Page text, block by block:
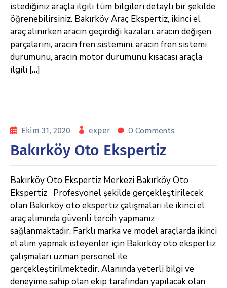
istediğiniz araçla ilgili tüm bilgileri detaylı bir şekilde
öğrenebilirsiniz. Bakırköy Araç Ekspertiz, ikinci el
araç alınırken aracın geçirdiği kazaları, aracın değişen
parçalarını, aracın fren sistemini, aracın fren sistemi
durumunu, aracın motor durumunu kısacası araçla
ilgili […]
Ekim 31, 2020 exper 0 Comments
Bakırköy Oto Ekspertiz
Bakırköy Oto Ekspertiz Merkezi Bakırköy Oto
Ekspertiz Profesyonel şekilde gerçekleştirilecek
olan Bakırköy oto ekspertiz çalışmaları ile ikinci el
araç alımında güvenli tercih yapmanız
sağlanmaktadır. Farklı marka ve model araçlarda ikinci
el alım yapmak isteyenler için Bakırköy oto ekspertiz
çalışmaları uzman personel ile
gerçekleştirilmektedir. Alanında yeterli bilgi ve
deneyime sahip olan ekip tarafından yapılacak olan